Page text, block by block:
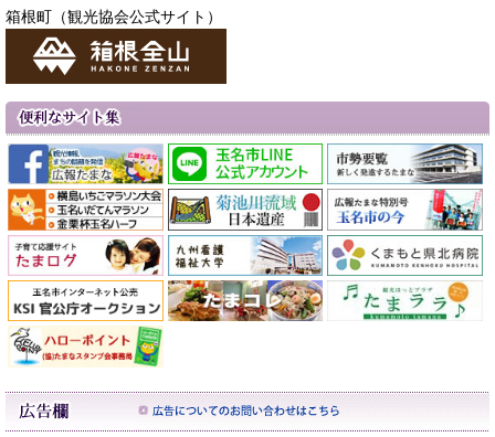
箱根町（観光協会公式サイト）